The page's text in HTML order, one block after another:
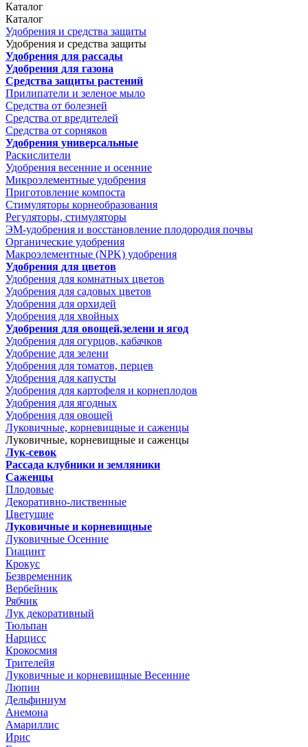
Каталог
Каталог
Удобрения и средства защиты
Удобрения и средства защиты
Удобрения для рассады
Удобрения для газона
Средства защиты растений
Прилипатели и зеленое мыло
Средства от болезней
Средства от вредителей
Средства от сорняков
Удобрения универсальные
Раскислители
Удобрения весенние и осенние
Микроэлементные удобрения
Приготовление компоста
Стимуляторы корнеобразования
Регуляторы, стимуляторы
ЭМ-удобрения и восстановление плодородия почвы
Органические удобрения
Макроэлементные (NPK) удобрения
Удобрения для цветов
Удобрения для комнатных цветов
Удобрения для садовых цветов
Удобрения для орхидей
Удобрения для хвойных
Удобрения для овощей,зелени и ягод
Удобрения для огурцов, кабачков
Удобрение для зелени
Удобрения для томатов, перцев
Удобрения для капусты
Удобрения для картофеля и корнеплодов
Удобрения для ягодных
Удобрения для овощей
Луковичные, корневищные и саженцы
Луковичные, корневищные и саженцы
Лук-севок
Рассада клубники и земляники
Саженцы
Плодовые
Декоративно-лиственные
Цветущие
Луковичные и корневищные
Луковичные Осенние
Гиацинт
Крокус
Безвременник
Вербейник
Рябчик
Лук декоративный
Тюльпан
Нарцисс
Крокосмия
Трителейя
Луковичные и корневищные Весенние
Люпин
Дельфиниум
Анемона
Амариллис
Ирис